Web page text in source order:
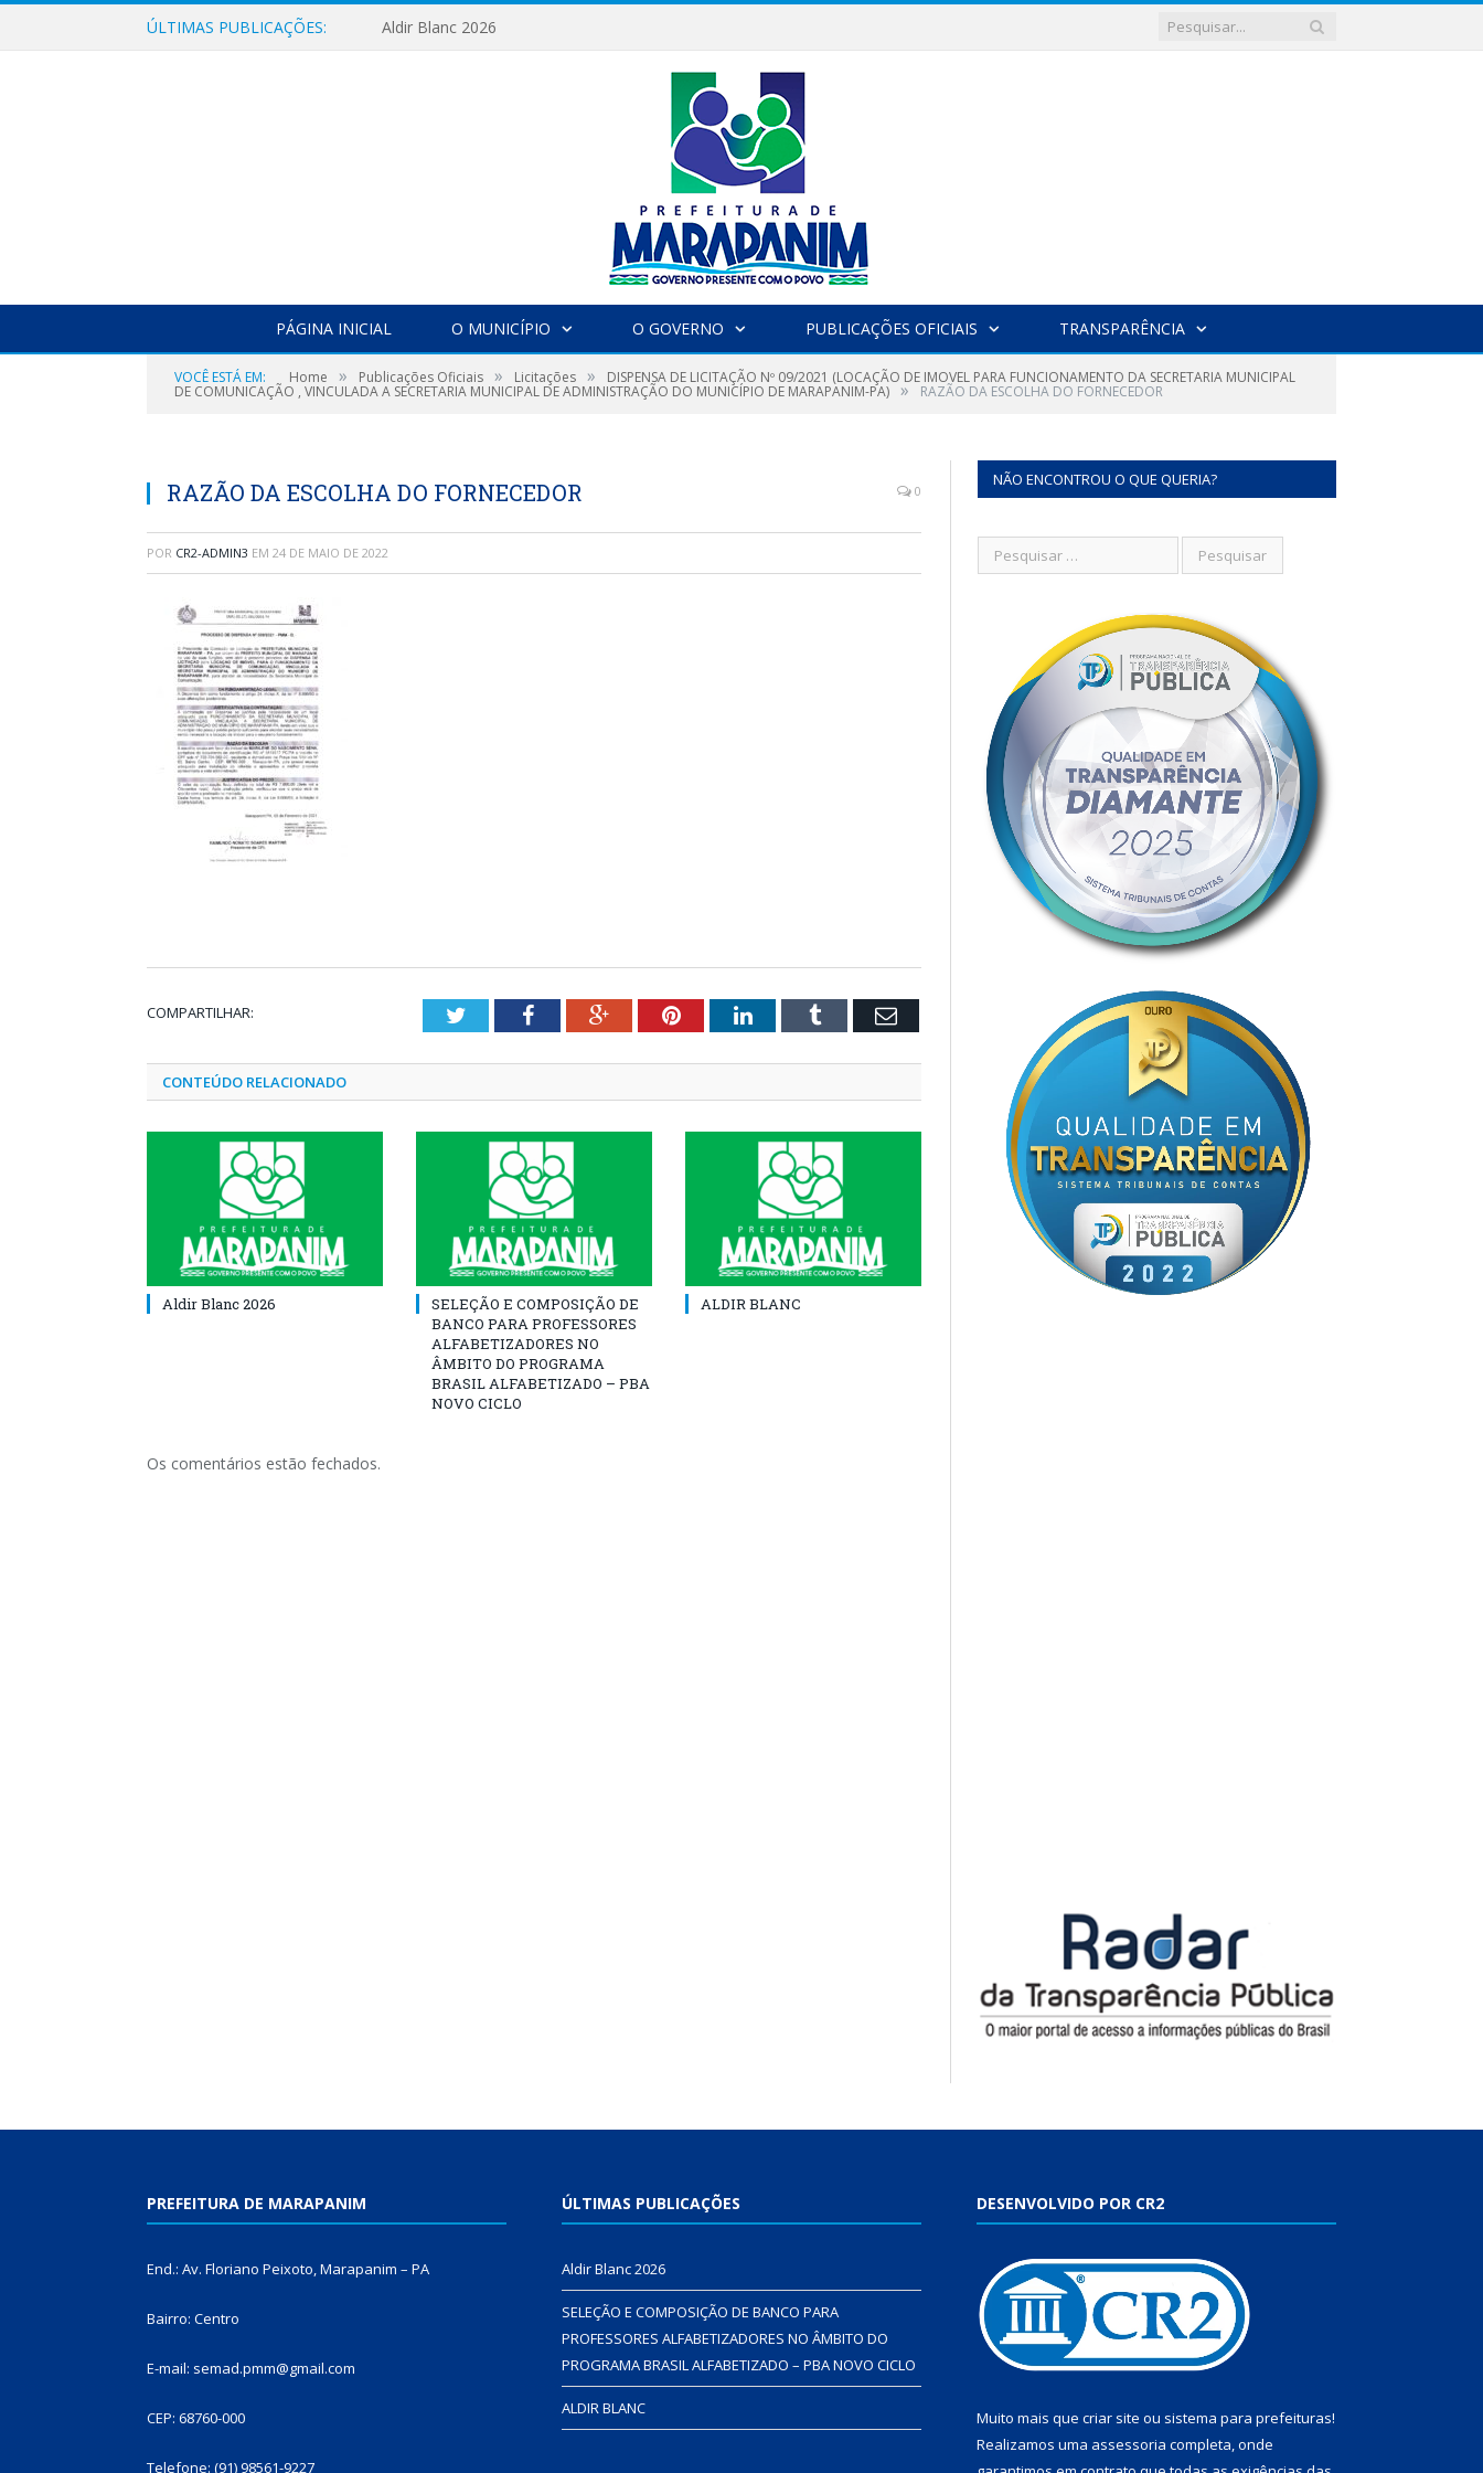
ÚLTIMAS PUBLICAÇÕES: Aldir Blanc 2026
PÁGINA INICIAL O MUNICÍPIO O GOVERNO PUBLICAÇÕES OFICIAIS TRANSPARÊNCIA
VOCÊ ESTÁ EM: Home » Publicações Oficiais » Licitações » DISPENSA DE LICITAÇÃO Nº 09/2021 (LOCAÇÃO DE IMOVEL PARA FUNCIONAMENTO DA SECRETARIA MUNICIPAL
DE COMUNICAÇÃO , VINCULADA A SECRETARIA MUNICIPAL DE ADMINISTRAÇÃO DO MUNICÍPIO DE MARAPANIM-PA) » RAZÃO DA ESCOLHA DO FORNECEDOR
RAZÃO DA ESCOLHA DO FORNECEDOR 0
POR CR2-ADMIN3 EM 24 DE MAIO DE 2022
COMPARTILHAR: TwitterFacebookGoogle+PinterestLinkedInTumblr Email
CONTEÚDO RELACIONADO
Aldir Blanc 2026
SELEÇÃO E COMPOSIÇÃO DE
BANCO PARA PROFESSORES
ALFABETIZADORES NO
ÂMBITO DO PROGRAMA
BRASIL ALFABETIZADO – PBA
NOVO CICLO
ALDIR BLANC
Os comentários estão fechados.
NÃO ENCONTROU O QUE QUERIA?
PREFEITURA DE MARAPANIM
End.: Av. Floriano Peixoto, Marapanim – PA
Bairro: Centro
E-mail: semad.pmm@gmail.com
CEP: 68760-000
Telefone: (91) 98561-9227
ÚLTIMAS PUBLICAÇÕES
Aldir Blanc 2026
SELEÇÃO E COMPOSIÇÃO DE BANCO PARA
PROFESSORES ALFABETIZADORES NO ÂMBITO DO
PROGRAMA BRASIL ALFABETIZADO – PBA NOVO CICLO
ALDIR BLANC
DESENVOLVIDO POR CR2
Muito mais que criar site ou sistema para prefeituras!
Realizamos uma assessoria completa, onde